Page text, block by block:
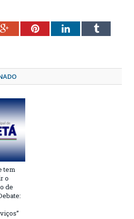
Google+PinterestLinkedInTumblr
tem
o
de